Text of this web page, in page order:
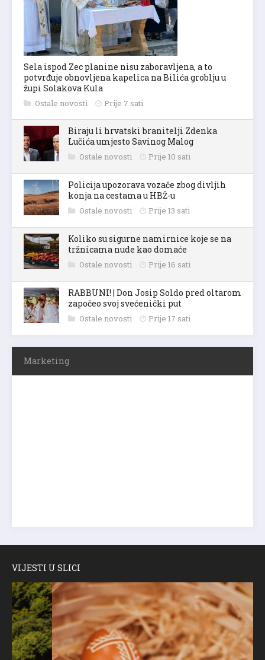
Sela ispod Zec planine nisu zaboravljena, a to
potvrđuje obnovljena kapelica na Bilića groblju u
župi Solakova Kula
Ostale novosti Prije 7 sati
Biraju li hrvatski branitelji Zdenka
Lučića umjesto Savinog Malog
Ostale novosti Prije 10 sati
Policija upozorava vozače zbog divljih
konja na cestama u HBŽ-u
Ostale novosti Prije 13 sati
Koliko su sigurne namirnice koje se na
tržnicama nude kao domaće
Ostale novosti Prije 16 sati
RABBUNI! | Don Josip Soldo pred oltarom
započeo svoj svećenički put
Ostale novosti Prije 17 sati
Marketing
VIJESTI U SLICI